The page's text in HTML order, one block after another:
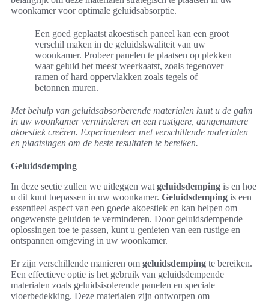
woonkamer voor optimale geluidsabsorptie.
Een goed geplaatst akoestisch paneel kan een groot
verschil maken in de geluidskwaliteit van uw
woonkamer. Probeer panelen te plaatsen op plekken
waar geluid het meest weerkaatst, zoals tegenover
ramen of hard oppervlakken zoals tegels of
betonnen muren.
Met behulp van geluidsabsorberende materialen kunt u de galm
in uw woonkamer verminderen en een rustigere, aangenamere
akoestiek creëren. Experimenteer met verschillende materialen
en plaatsingen om de beste resultaten te bereiken.
Geluidsdemping
In deze sectie zullen we uitleggen wat geluidsdemping is en hoe
u dit kunt toepassen in uw woonkamer. Geluidsdemping is een
essentieel aspect van een goede akoestiek en kan helpen om
ongewenste geluiden te verminderen. Door geluidsdempende
oplossingen toe te passen, kunt u genieten van een rustige en
ontspannen omgeving in uw woonkamer.
Er zijn verschillende manieren om geluidsdemping te bereiken.
Een effectieve optie is het gebruik van geluidsdempende
materialen zoals geluidsisolerende panelen en speciale
vloerbedekking. Deze materialen zijn ontworpen om